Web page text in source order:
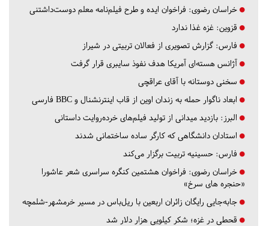
خراسان رضوی: فراخوان ایده و طرح فیلم‌نامه معلم دوست‌داشتنی
قزوین: غزه غذا ندارد
فارس: گزارش تصویری از فعالان تربیتی در شیراز
آژانس هسته‌ای آمریکا هدف نفوذ سایبری قرار گرفت
سخنی دوستانه با آقای عراقچی
ابعاد ناگوار حمله به زندان اوین از قاب اینترنشنال و BBC فارسی
البرز: بازدید میدانی از تولید فیلم‌های خرده‌روایت داستانی
استادان دانشگاهی که کارگر ساده ساختمانی شدند
فارس: حسینیه تربیت برگزار می‌کند
خراسان رضوی: فراخوان هشتمین کنگره سراسری شعر عاشورا
«حنجره های سرخ»
جابه‌جایی رایگان زائران اربعین با ریل‌باس در مسیر خرمشهر-شلمچه
قحطی در غزه؛ شکر کیلویی هزار دلار شد